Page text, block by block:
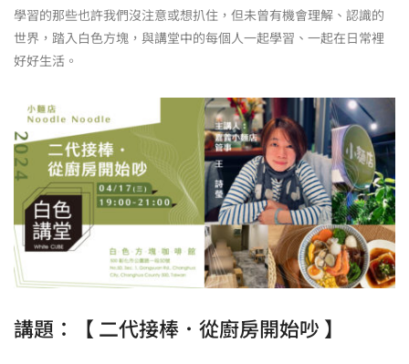
學習的那些也許我們沒注意或想扒住，但未曾有機會理解、認識的
世界，踏入白色方塊，與講堂中的每個人一起學習、一起在日常裡
好好生活。
講題：【 二代接棒．從廚房開始吵 】